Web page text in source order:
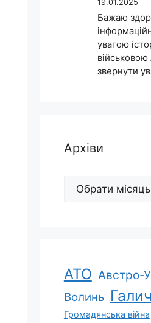
19.01.2025
Бажаю
увагою
звернути
Архіви
Архіви
АТО Австро-
Волинь
Громадянська війна